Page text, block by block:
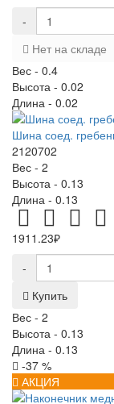
-
Нет на складе
Вес - 0.4
Высота - 0.02
Длина - 0.02
Шина соед.
2120702
Вес - 2
Высота - 0.13
Длина - 0.13
1911.23₽
-
Купить
Вес - 2
Высота - 0.13
Длина - 0.13
-37 %
АКЦИЯ